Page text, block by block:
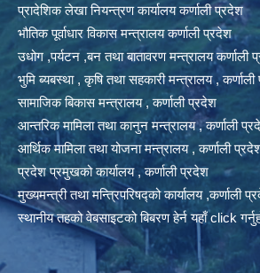
प्रादेशिक लेखा नियन्त्रण कार्यालय कर्णाली प्रदेश
भौतिक पूर्वाधार विकास मन्त्रालय कर्णाली प्रदेश
उधोग ,पर्यटन ,बन तथा बातावरण मन्त्रालय कर्णाली
भुमि ब्यबस्था , कृषि तथा सहकारी मन्त्रालय ,
सामाजिक बिकास मन्त्रालय , कर्णाली प्रदेश
आन्तरिक मामिला तथा कानुन मन्त्रालय , कर्णाली
आर्थिक मामिला तथा योजना मन्त्रालय , कर्णाली
प्रदेश प्रमुखको कार्यालय , कर्णाली प्रदेश
मुख्यमन्त्री तथा मन्त्रिपरिषद्को कार्यालय ,कर्णाली
स्थानीय तहको वेबसाइटको बिबरण हेर्न यहाँ click